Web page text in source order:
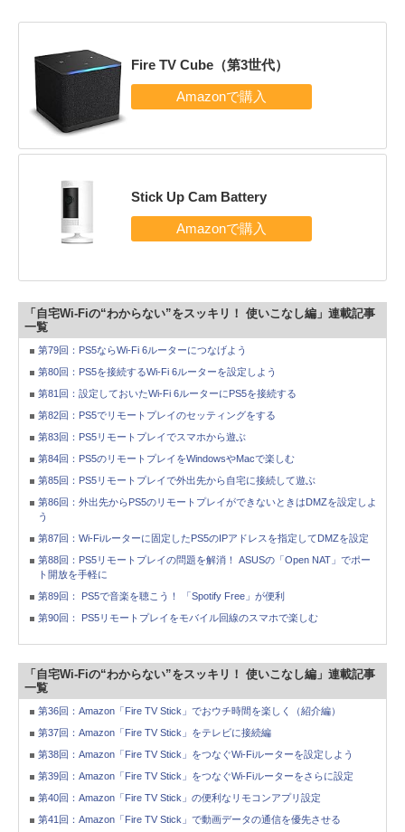
Fire TV Cube（第3世代）
Stick Up Cam Battery
「自宅Wi-Fiの“わからない”をスッキリ！ 使いこなし編」連載記事
一覧
第79回：PS5ならWi-Fi 6ルーターにつなげよう
第80回：PS5を接続するWi-Fi 6ルーターを設定しよう
第81回：設定しておいたWi-Fi 6ルーターにPS5を接続する
第82回：PS5でリモートプレイのセッティングをする
第83回：PS5リモートプレイでスマホから遊ぶ
第84回：PS5のリモートプレイをWindowsやMacで楽しむ
第85回：PS5リモートプレイで外出先から自宅に接続して遊ぶ
第86回：外出先からPS5のリモートプレイができないときはDMZを設定しよ
う
第87回：Wi-Fiルーターに固定したPS5のIPアドレスを指定してDMZを設定
第88回：PS5リモートプレイの問題を解消！ ASUSの「Open NAT」でポー
ト開放を手軽に
第89回： PS5で音楽を聴こう！ 「Spotify Free」が便利
第90回： PS5リモートプレイをモバイル回線のスマホで楽しむ
「自宅Wi-Fiの“わからない”をスッキリ！ 使いこなし編」連載記事
一覧
第36回：Amazon「Fire TV Stick」でおウチ時間を楽しく（紹介編）
第37回：Amazon「Fire TV Stick」をテレビに接続編
第38回：Amazon「Fire TV Stick」をつなぐWi-Fiルーターを設定しよう
第39回：Amazon「Fire TV Stick」をつなぐWi-Fiルーターをさらに設定
第40回：Amazon「Fire TV Stick」の便利なリモコンアプリ設定
第41回：Amazon「Fire TV Stick」で動画データの通信を優先させる